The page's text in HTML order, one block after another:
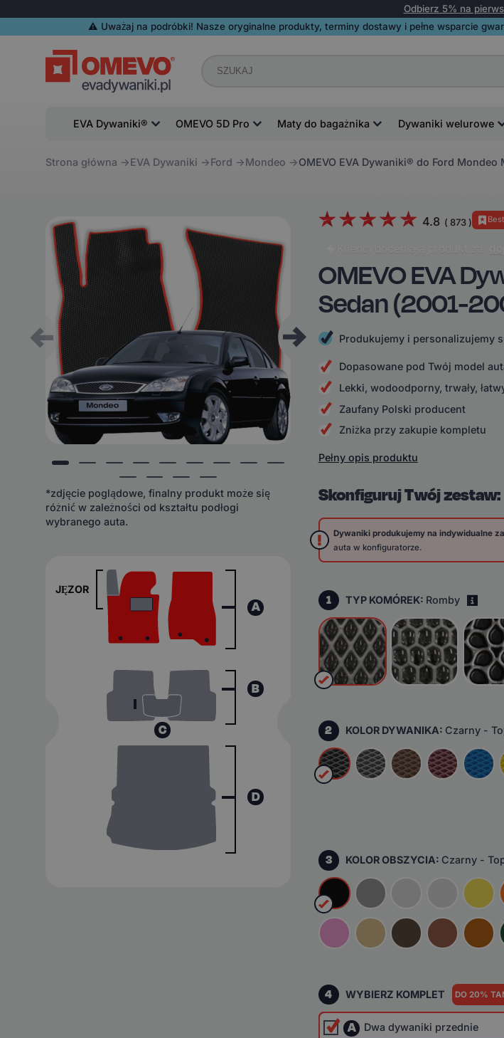
Odbierz 5% na
⚠️️ Uważaj na podróbki! Nasze oryginalne produkty, terminy dostawy i pełne wsparcie
EVA Dywaniki® OMEVO 5D Pro Maty do bagażnika Dywaniki welurowe
Strona główna EVA Dywaniki Ford Mondeo OMEVO EVA Dywaniki® do Ford Mondeo
*zdjęcie poglądowe, finalny produkt może się
różnić w zależności od kształtu podłogi
wybranego auta.
JĘZOR
A
C
B
D
4.8 ( 873)
Klienci doceniają produkt za:
OMEVO EVA
Sedan (2001-
Produkujemy i personalizujemy
Dopasowane pod Twój model
Lekki, wodoodporny, trwały,
Zaufany Polski producent
Zniżka przy zakupie kompletu
Pełny opis produktu
Skonfiguruj Twój zestaw:
Dywaniki produkujemy na indywidualne
auta w konfiguratorze.
1 TYP KOMÓREK: Romby
2 KOLOR DYWANIKA: Czarny -
3 KOLOR OBSZYCIA: Czarny -
4 WYBIERZ KOMPLET DO 20%
A Dwa dywaniki przednie